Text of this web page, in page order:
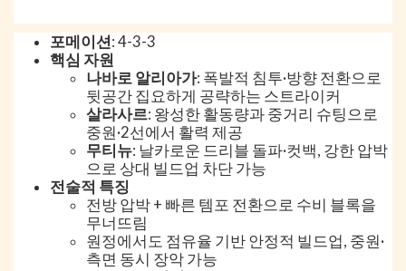
포메이션: 4-3-3
핵심 자원
나바로 알리아가: 폭발적 침투·방향 전환으로
뒷공간 집요하게 공략하는 스트라이커
살라사르: 왕성한 활동량과 중거리 슈팅으로
중원·2선에서 활력 제공
무티뉴: 날카로운 드리블 돌파·컷백, 강한 압박
으로 상대 빌드업 차단 가능
전술적 특징
전방 압박 + 빠른 템포 전환으로 수비 블록을
무너뜨림
원정에서도 점유율 기반 안정적 빌드업, 중원·
측면 동시 장악 가능